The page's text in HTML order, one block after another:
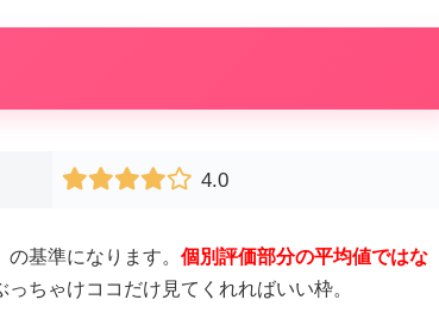
4.0
基準になります。 個別評価部分の平均値ではな
ちゃけココだけ見てくれればいい枠。